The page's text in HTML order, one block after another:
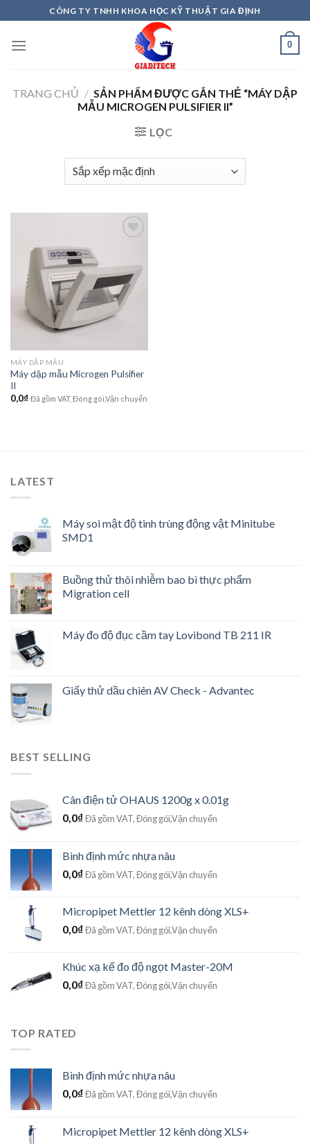
to
content
CÔNG TY TNHH KHOA HỌC KỸ THUẬT GIA ĐỊNH
0
TRANG CHỦ / SẢN PHẨM ĐƯỢC GẮN THẺ “MÁY DẬP
MẪU MICROGEN PULSIFIER II”
LỌC
wishlist
MÁY DẬP MẪU
Máy dập mẫu Microgen Pulsifier
II
0,0₫ Đã gồm VAT, Đóng gói,Vận chuyển
LATEST
Máy soi mật độ tinh trùng động vật Minitube
SMD1
Buồng thử thôi nhiễm bao bì thực phẩm
Migration cell
Máy đo độ đục cầm tay Lovibond TB 211 IR
Giấy thử dầu chiên AV Check - Advantec
BEST SELLING
Cân điện tử OHAUS 1200g x 0.01g
0,0₫Đã gồm VAT, Đóng gói,Vận chuyển
Bình định mức nhựa nâu
0,0₫Đã gồm VAT, Đóng gói,Vận chuyển
Micropipet Mettler 12 kênh dòng XLS+
0,0₫Đã gồm VAT, Đóng gói,Vận chuyển
Khúc xạ kế đo độ ngọt Master-20M
0,0₫Đã gồm VAT, Đóng gói,Vận chuyển
TOP RATED
Bình định mức nhựa nâu
0,0₫Đã gồm VAT, Đóng gói,Vận chuyển
Micropipet Mettler 12 kênh dòng XLS+